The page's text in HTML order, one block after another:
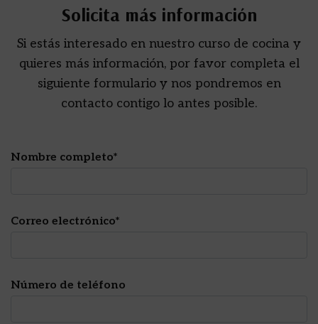
Solicita más información
Si estás interesado en nuestro curso de cocina y
quieres más información, por favor completa el
siguiente formulario y nos pondremos en
contacto contigo lo antes posible.
Nombre completo*
Correo electrónico*
Número de teléfono